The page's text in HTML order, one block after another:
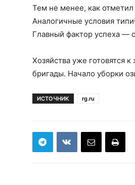
Тем не менее, как
Аналогичные условия
Главный фактор успеха —
Хозяйства уже готовятся
бригады. Начало уборки
ИСТОЧНИК rg.ru